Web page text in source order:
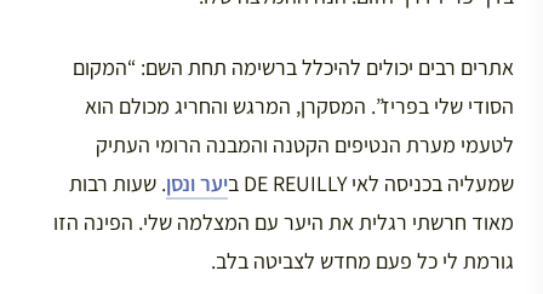
אתרים רבים יכולים להיכלל ברשימה תחת השם: “המקום
הסודי שלי בפריז”. המסקרן, המרגש והחריג מכולם הוא
לטעמי מערת הנטיפים הקטנה והמבנה הרומי העתיק
שמעליה בכניסה לאי DE REUILLY ב
יער ונסן. שעות רבות
מאוד חרשתי רגלית את היער עם המצלמה שלי. הפינה הזו
גורמת לי כל פעם מחדש לצביטה בלב.